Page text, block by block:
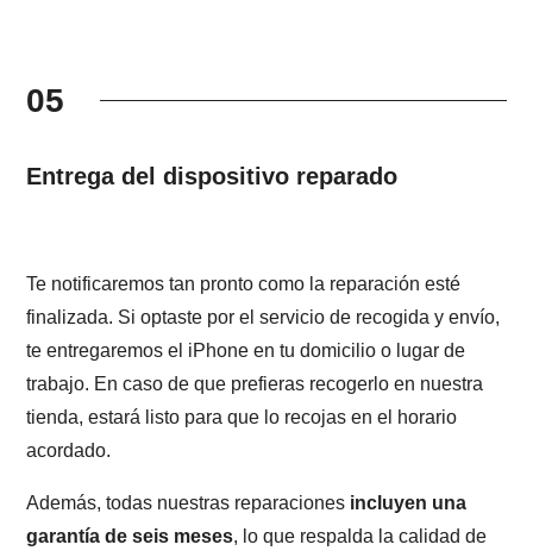
05
Entrega del dispositivo reparado
Te notificaremos tan pronto como la reparación esté
finalizada. Si optaste por el servicio de recogida y envío,
te entregaremos el iPhone en tu domicilio o lugar de
trabajo. En caso de que prefieras recogerlo en nuestra
tienda, estará listo para que lo recojas en el horario
acordado.
Además, todas nuestras reparaciones incluyen una
garantía de seis meses, lo que respalda la calidad de